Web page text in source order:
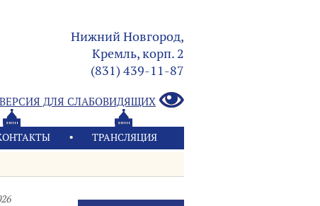
Нижний Новгород,
Кремль, корп. 2
(831) 439-11-87
ВЕРСИЯ ДЛЯ СЛАБОВИДЯЩИХ
ТРАНСЛЯЦИЯ